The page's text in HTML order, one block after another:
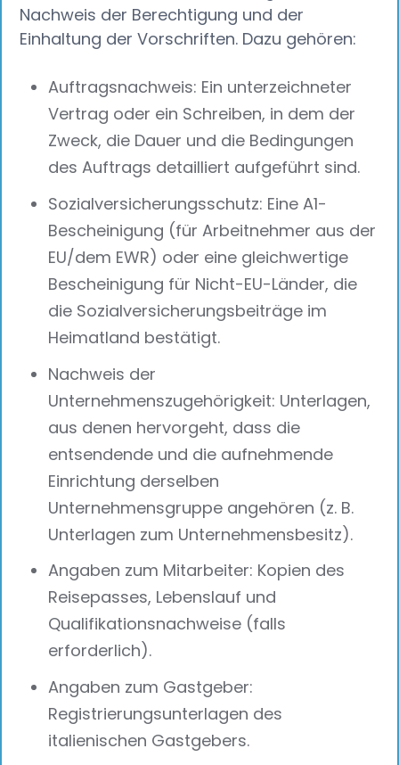
Nachweis der Berechtigung und der
Einhaltung der Vorschriften. Dazu gehören:
Auftragsnachweis: Ein unterzeichneter
Vertrag oder ein Schreiben, in dem der
Zweck, die Dauer und die Bedingungen
des Auftrags detailliert aufgeführt sind.
Sozialversicherungsschutz: Eine A1-
Bescheinigung (für Arbeitnehmer aus der
EU/dem EWR) oder eine gleichwertige
Bescheinigung für Nicht-EU-Länder, die
die Sozialversicherungsbeiträge im
Heimatland bestätigt.
Nachweis der
Unternehmenszugehörigkeit: Unterlagen,
aus denen hervorgeht, dass die
entsendende und die aufnehmende
Einrichtung derselben
Unternehmensgruppe angehören (z. B.
Unterlagen zum Unternehmensbesitz).
Angaben zum Mitarbeiter: Kopien des
Reisepasses, Lebenslauf und
Qualifikationsnachweise (falls
erforderlich).
Angaben zum Gastgeber:
Registrierungsunterlagen des
italienischen Gastgebers.